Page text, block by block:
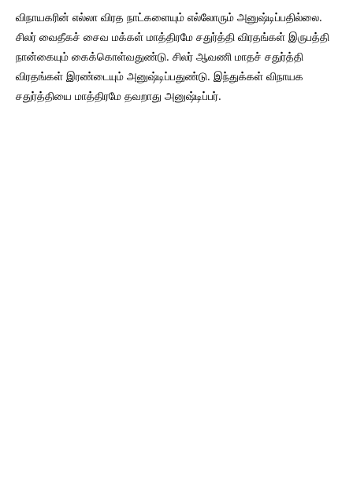
விநாயகரின் எல்லா விரத நாட்களையும் எல்லோரும் அனுஷ்டிப்பதில்லை.
சிலர் வைதீகச் சைவ மக்கள் மாத்திரமே சதுர்த்தி விரதங்கள் இருபத்தி
நான்கையும் கைக்கொள்வதுண்டு. சிலர் ஆவணி மாதச் சதுர்த்தி
விரதங்கள் இரண்டையும் அனுஷ்டிப்பதுண்டு. இந்துக்கள் விநாயக
சதுர்த்தியை மாத்திரமே தவறாது அனுஷ்டிப்பர்.